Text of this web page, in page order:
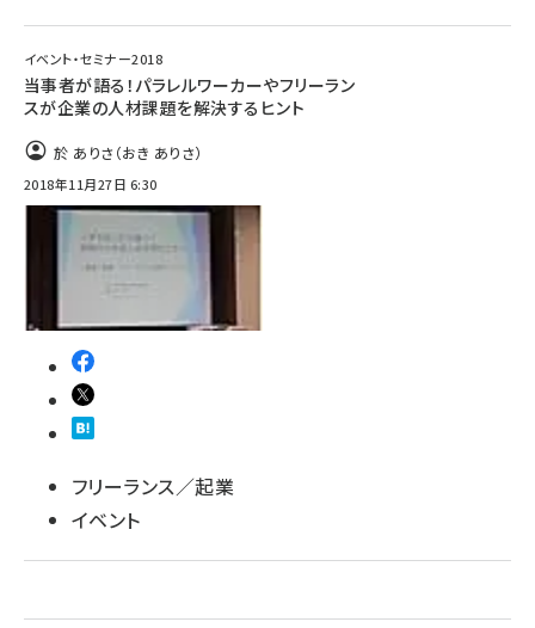
イベント・セミナー2018
当事者が語る！パラレルワーカーやフリーラン
スが企業の人材課題を解決するヒント
於 ありさ（おき ありさ）
2018年11月27日 6:30
フリーランス／起業
イベント